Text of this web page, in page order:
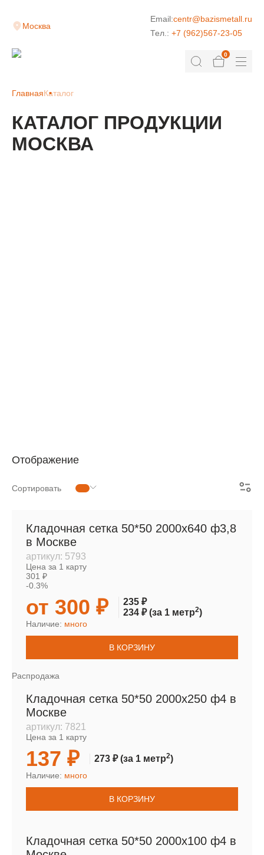
Москва
Email:centr@bazismetall.ru
Тел.: +7 (962)567-23-05
0
ГлавнаяКаталог
КАТАЛОГ ПРОДУКЦИИ
МОСКВА
Отображение
Сортировать
Кладочная сетка 50*50 2000х640 ф3,8
в Москве
артикул: 5793
Цена за 1 карту
301 ₽
-0.3%
от 300 ₽
235 ₽
234 ₽(за 1 метр2)
Наличие: много
В КОРЗИНУ
Распродажа
Кладочная сетка 50*50 2000х250 ф4 в
Москве
артикул: 7821
Цена за 1 карту
137 ₽ 273 ₽(за 1 метр2)
Наличие: много
В КОРЗИНУ
Кладочная сетка 50*50 2000х100 ф4 в